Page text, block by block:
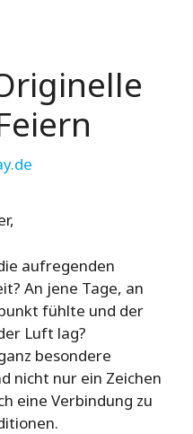
aufregenden
An jene Tage, an
fühlte und der
Luft lag?
besondere
nicht nur ein Zeichen
eine Verbindung zu